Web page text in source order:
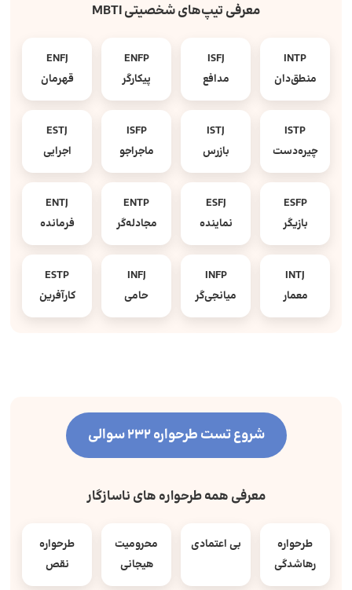
معرفی تیپ‌های شخصیتی MBTI
INTP
منطق‌دان
ISFJ
مدافع
ENFP
پیکارگر
ENFJ
قهرمان
ISTP
چیره‌دست
ISTJ
بازرس
ISFP
ماجراجو
ESTJ
اجرایی
ESFP
بازیگر
ESFJ
نماینده
ENTP
مجادله‌گر
ENTJ
فرمانده
INTJ
معمار
INFP
میانجی‌گر
INFJ
حامی
ESTP
کارآفرین
شروع تست طرحواره 232 سوالی
معرفی همه طرحواره های ناسازگار
طرحواره
رهاشدگی
بی اعتمادی
محرومیت
هیجانی
طرحواره
نقص